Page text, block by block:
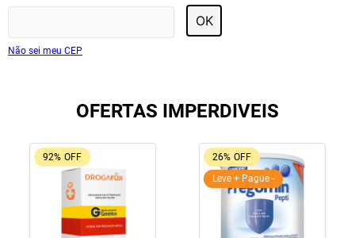
OK
Não sei meu CEP
OFERTAS IMPERDIVEIS
92% OFF 26% OFF
Leve + Pague -